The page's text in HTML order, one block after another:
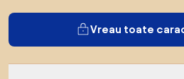
Vreau toate